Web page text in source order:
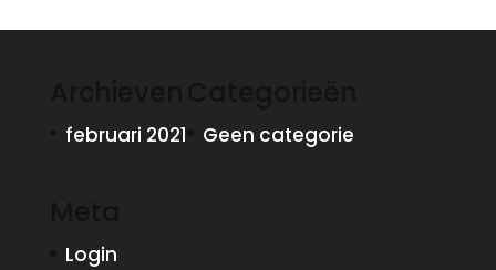
februari 2021 Geen categorie
Login